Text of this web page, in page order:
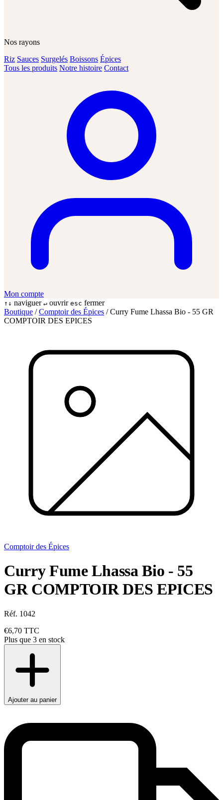
Nos rayons
Riz Sauces Surgelés Boissons Épices
Tous les produits Notre histoire Contact
Mon compte
↑↓ naviguer ↵ ouvrir esc fermer
Boutique / Comptoir des Épices / Curry Fume Lhassa Bio - 55 GR
COMPTOIR DES EPICES
Comptoir des Épices
Curry Fume Lhassa Bio - 55
GR COMPTOIR DES EPICES
Réf. 1042
€6,70 TTC
Plus que 3 en stock
Ajouter au panier